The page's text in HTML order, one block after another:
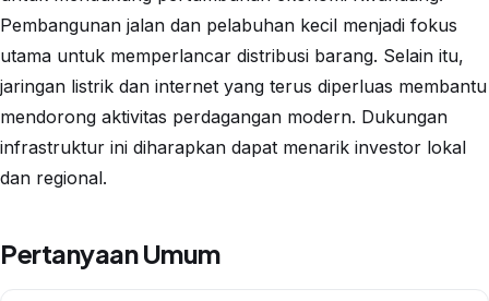
Pembangunan jalan dan pelabuhan kecil menjadi fokus
utama untuk memperlancar distribusi barang. Selain itu,
jaringan listrik dan internet yang terus diperluas membantu
mendorong aktivitas perdagangan modern. Dukungan
infrastruktur ini diharapkan dapat menarik investor lokal
dan regional.
Pertanyaan Umum